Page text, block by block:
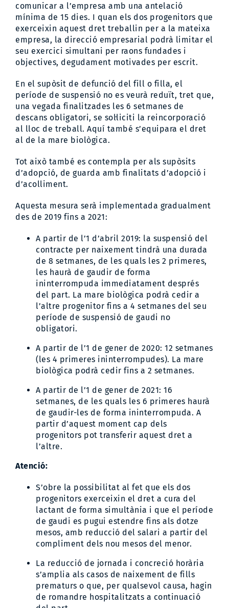
comunicar a l’empresa amb una antelació
mínima de 15 dies. I quan els dos progenitors que
exerceixin aquest dret treballin per a la mateixa
empresa, la direcció empresarial podrà limitar el
seu exercici simultani per raons fundades i
objectives, degudament motivades per escrit.
En el supòsit de defunció del fill o filla, el
període de suspensió no es veurà reduït, tret que,
una vegada finalitzades les 6 setmanes de
descans obligatori, se sol·liciti la reincorporació
al lloc de treball. Aquí també s’equipara el dret
al de la mare biològica.
Tot això també es contempla per als supòsits
d’adopció, de guarda amb finalitats d’adopció i
d’acolliment.
Aquesta mesura serà implementada gradualment
des de 2019 fins a 2021:
A partir de l’1 d’abril 2019: la suspensió del
contracte per naixement tindrà una durada
de 8 setmanes, de les quals les 2 primeres,
les haurà de gaudir de forma
ininterrompuda immediatament després
del part. La mare biològica podrà cedir a
l’altre progenitor fins a 4 setmanes del seu
període de suspensió de gaudi no
obligatori.
A partir de l’1 de gener de 2020: 12 setmanes
(les 4 primeres ininterrompudes). La mare
biològica podrà cedir fins a 2 setmanes.
A partir de l’1 de gener de 2021: 16
setmanes, de les quals les 6 primeres haurà
de gaudir-les de forma ininterrompuda. A
partir d’aquest moment cap dels
progenitors pot transferir aquest dret a
l’altre.
Atenció:
S’obre la possibilitat al fet que els dos
progenitors exerceixin el dret a cura del
lactant de forma simultània i que el període
de gaudi es pugui estendre fins als dotze
mesos, amb reducció del salari a partir del
compliment dels nou mesos del menor.
La reducció de jornada i concreció horària
s’amplia als casos de naixement de fills
prematurs o que, per qualsevol causa, hagin
de romandre hospitalitzats a continuació